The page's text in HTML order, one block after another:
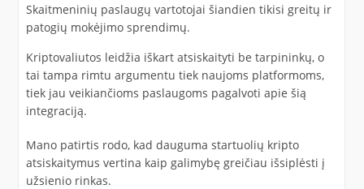
Skaitmeninių paslaugų vartotojai šiandien tikisi greitų ir
patogių mokėjimo sprendimų.
Kriptovaliutos leidžia iškart atsiskaityti be tarpininkų, o
tai tampa rimtu argumentu tiek naujoms platformoms,
tiek jau veikiančioms paslaugoms pagalvoti apie šią
integraciją.
Mano patirtis rodo, kad dauguma startuolių kripto
atsiskaitymus vertina kaip galimybę greičiau išsiplėsti į
užsienio rinkas.